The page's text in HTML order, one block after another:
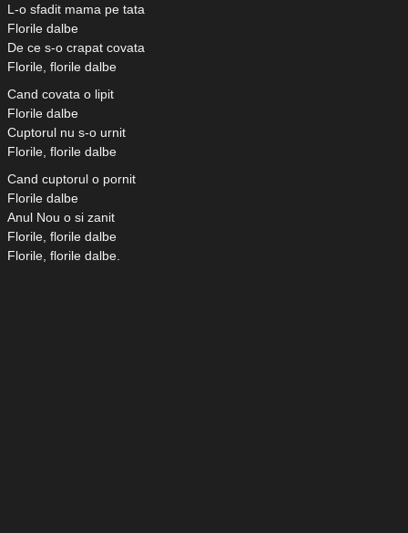
L-o sfadit mama pe tata
Florile dalbe
De ce s-o crapat covata
Florile, florile dalbe
Cand covata o lipit
Florile dalbe
Cuptorul nu s-o urnit
Florile, florile dalbe
Cand cuptorul o pornit
Florile dalbe
Anul Nou o si zanit
Florile, florile dalbe
Florile, florile dalbe.